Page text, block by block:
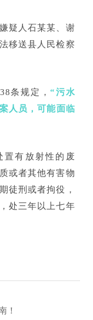
疑人石某某、谢
移送县人民检察
条规定，“污水
人员，可能面临
置有放射性的废
或者其他有害物
徒刑或者拘役，
处三年以上七年
！